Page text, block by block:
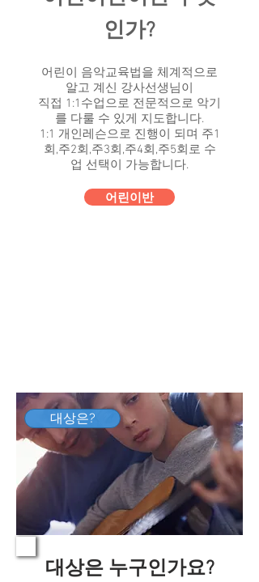
인가?
어린이 음악교육법을 체계적으로
알고 계신 강사선생님이
직접 1:1수업으로 전문적으로 악기
를 다룰 수 있게 지도합니다.
1:1 개인레슨으로 진행이 되며 ​주1
회,주2회,주3회,주4회,주5회로 수
업 선택이 가능합니다.
어린이반
대상은?
대상은 누구인가요?